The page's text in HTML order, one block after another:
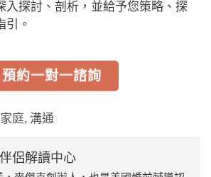
入探討、剖析，並給予您策略、探
引。
預約一對一諮詢
家庭, 溝通
侶解讀中心